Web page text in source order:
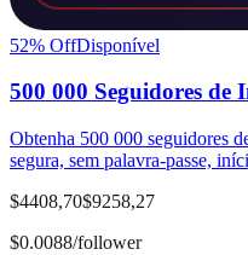
52% OffDisponível
500 000 Seguidores
Obtenha 500 000 seguidores
segura, sem palavra-passe,
$4408,70$9258,27
$0.0088/follower